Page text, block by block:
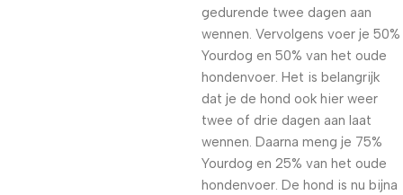
gedurende twee dagen aan
wennen. Vervolgens voer je 50%
Yourdog en 50% van het oude
hondenvoer. Het is belangrijk
dat je de hond ook hier weer
twee of drie dagen aan laat
wennen. Daarna meng je 75%
Yourdog en 25% van het oude
hondenvoer. De hond is nu bijna